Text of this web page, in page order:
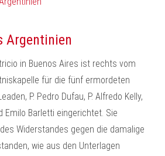
Argentinien
in Buenos Aires ist rechts vom
für die fünf ermordeten
P. Pedro Dufau, P. Alfredo Kelly,
Emilo Barletti eingerichtet. Sie
Widerstandes gegen die damalige
wie aus den Unterlagen